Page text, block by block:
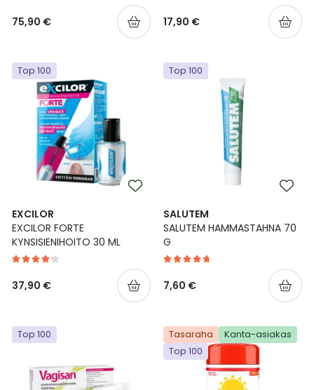
75,90 € 17,90 €
Top 100
EXCILOR
EXCILOR FORTE
KYNSISIENIHOITO 30 ML
37,90 €
Top 100
SALUTEM
SALUTEM HAMMASTAHNA 70
G
7,60 €
Top 100 Tasaraha
Kanta-asiakas
Top 100